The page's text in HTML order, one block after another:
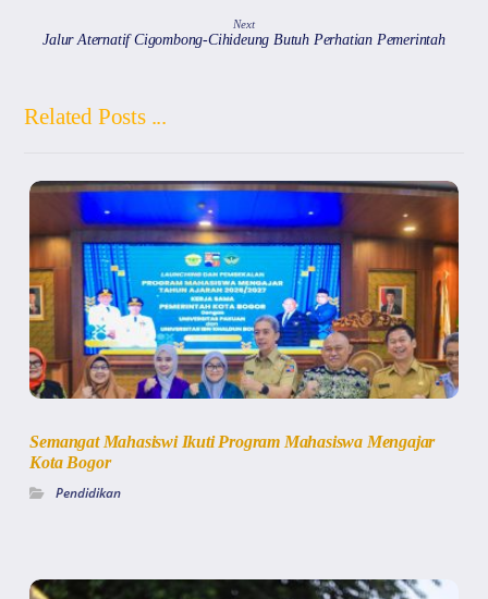
Next
Jalur Aternatif Cigombong-Cihideung Butuh Perhatian Pemerintah
Related Posts ...
Semangat Mahasiswi Ikuti Program Mahasiswa Mengajar
Kota Bogor
Pendidikan